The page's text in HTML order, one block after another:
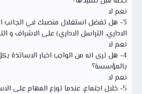
نعم لا
3- هل تفضل استغلال منصبك في الجانب
الاداري، التراسل الاداري) على الاشراف و
نعم لا
4- هل ترى انه من الواجب اخبار
بالمؤسسة؟
نعم لا
5- خلال اجتماع، عندما توزع المهام على